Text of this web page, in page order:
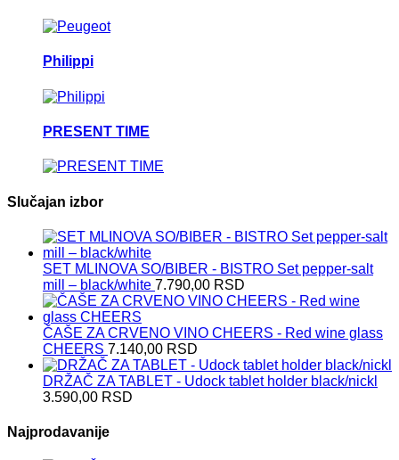
Philippi
PRESENT TIME
Slučajan izbor
SET MLINOVA SO/BIBER - BISTRO Set pepper-salt
mill – black/white 7.790,00 RSD
ČAŠE ZA CRVENO VINO CHEERS - Red wine glass
CHEERS 7.140,00 RSD
DRŽAČ ZA TABLET - Udock tablet holder black/nickl
3.590,00 RSD
Najprodavanije